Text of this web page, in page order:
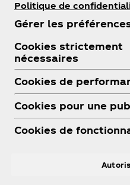
Politique de
Gérer les
Cookies strictement
nécessaires
Cookies de
Cookies pour une
Cookies de